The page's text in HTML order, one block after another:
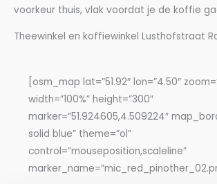
voorkeur thuis, vlak voordat je de koffie
Theewinkel en koffiewinkel Lusthofstraat
[osm_map lat=”51.92″ lon=”4.50″
width=”100%” height=”300″
marker=”51.924605,4.509224″
solid blue” theme=”ol”
control=”mouseposition,scaleline”